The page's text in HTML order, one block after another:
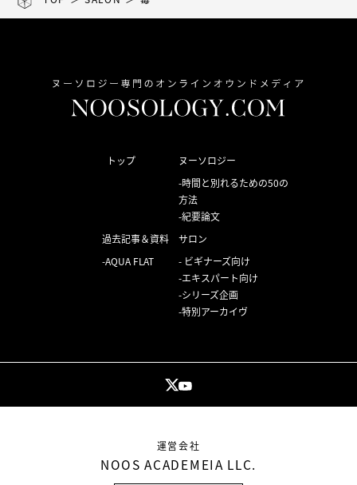
トップ
ヌーソロジー
時間と別れるための50の
方法
紀要論文
過去記事＆資料
AQUA FLAT
サロン
ビギナーズ向け
エキスパート向け
シリーズ企画
特別アーカイヴ
運営会社
NOOS ACADEMEIA LLC.